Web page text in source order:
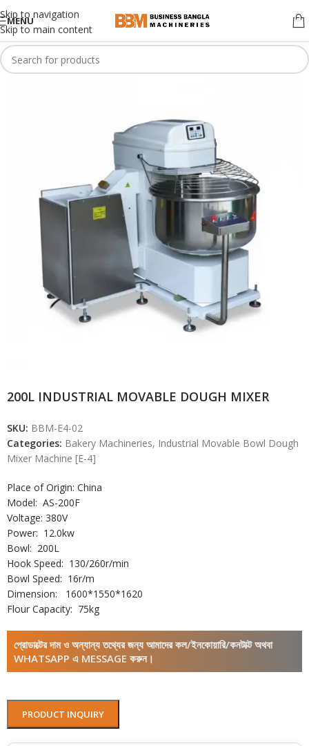
Skip to navigation
Skip to main content
MENU
200L INDUSTRIAL MOVABLE DOUGH MIXER
SKU: BBM-E4-02
Categories: Bakery Machineries, Industrial Movable Bowl Dough
Mixer Machine [E-4]
Place of Origin: China
Model: AS-200F
Voltage: 380V
Power: 12.0kw
Bowl: 200L
Hook Speed: 130/260r/min
Bowl Speed: 16r/m
Dimension: 1600*1550*1620
Flour Capacity: 75kg
প্রোডাক্টের দাম ও অন্যান্য তথ্যের জন্য আমাদের কল/ইনকোয়ারি/কনটাক্ট অথবা
WHATSAPP এ MESSAGE করুন।
PRODUCT INQUIRY